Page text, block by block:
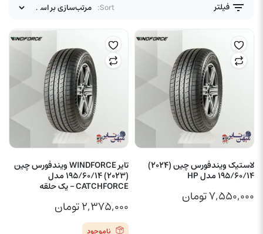
فیلتر Sort:
لاستیک ویندفورس چین (2024)
195/60/14 مدل HP
۷,۵۵۰,۰۰۰تومان
تایر WINDFORCE ویندفورس چین
(2023) 195/60/14 مدل
CATCHFORCE – یک حلقه
۲,۳۷۵,۰۰۰تومان
ناموجود